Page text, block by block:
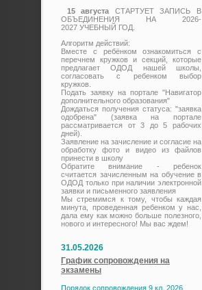
15 августа СТАРТУЕТ ЗАПИСЬ В
ОБЪЕДИНЕНИЯ НА 2026-
2027 УЧЕБНЫЙ ГОД.
Алгоритм действий:
Вместе с ребёнком ознакомиться с
перечнем кружков и секций, которые
предлагает ОДОД нашей школы,
согласовать с ребенком выбор
кружков.
Подать заявку на портале "Навигатор
дополнительного образования"
Дождаться получения статуса: "заявка
одобрена" (заявка на портале
рассматривается от 3 до 5 рабочих
дней).
Заявление на зачисление и согласие на
обработку фото и видео из файлов
принести в школу
Обратите внимание - ребенок
считается зачисленным на обучение в
ОДОД только при наличии электронной
заявки и письменного заявления
Мы стремимся к тому, чтобы каждая
минута, проведенная ребенком у нас,
дала ему как можно больше полезного,
нового и интересного! Мы вас ждем!
31.05.2026
График сопровождения на
экзамены
Порядок сопровождения 9 кл. 2026